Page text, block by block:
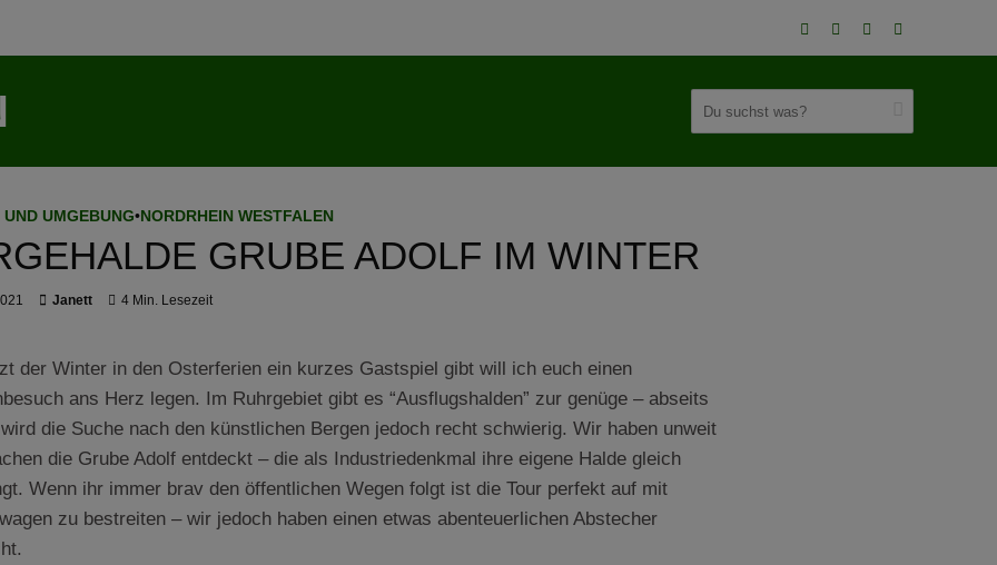
UND UMGEBUNG•NORDRHEIN WESTFALEN
GRUBE ADOLF IM WINTER
Janett 4 Min. Lesezeit
der Winter in den Osterferien ein kurzes Gastspiel gibt will ich euch einen
ans Herz legen. Im Ruhrgebiet gibt es “Ausflugshalden” zur genüge – abseits
die Suche nach den künstlichen Bergen jedoch recht schwierig. Wir haben unweit
die Grube Adolf entdeckt – die als Industriedenkmal ihre eigene Halde gleich
Wenn ihr immer brav den öffentlichen Wegen folgt ist die Tour perfekt auf mit
zu bestreiten – wir jedoch haben einen etwas abenteuerlichen Abstecher